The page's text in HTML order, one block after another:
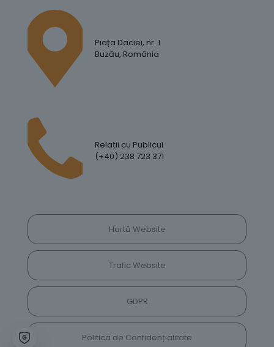
Piața Daciei, nr. 1
Buzău, România
Relații cu Publicul
(+40) 238 723 371
Hartă Website
Trafic Website
GDPR
Politica de Confidențialitate